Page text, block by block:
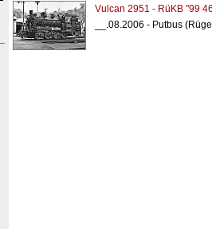
Vulcan 2951 - RüKB "99
__.08.2006 - Putbus